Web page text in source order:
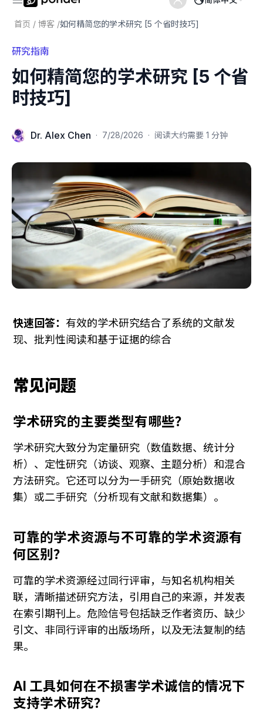
首页 / 博客 /如何精简您的学术研究 [5 个省时技巧]
研究指南
如何精简您的学术研究 [5 个省
时技巧]
Dr. Alex Chen · 7/28/2026 · 阅读大约需要 1 分钟
快速回答： 有效的学术研究结合了系统的文献发
常见问题
学术研究的主要类型有哪些？
学术研究大致分为定量研究（数值数据、统计分
析）、定性研究（访谈、观察、主题分析）和混合
方法研究。它还可以分为一手研究（原始数据收
集）或二手研究（分析现有文献和数据集）。
可靠的学术资源与不可靠的学术资源有
何区别？
可靠的学术资源经过同行评审，与知名机构相关
联，清晰描述研究方法，引用自己的来源，并发表
在索引期刊上。危险信号包括缺乏作者资历、缺少
引文、非同行评审的出版场所，以及无法复制的结
果。
AI 工具如何在不损害学术诚信的情况下
支持学术研究？